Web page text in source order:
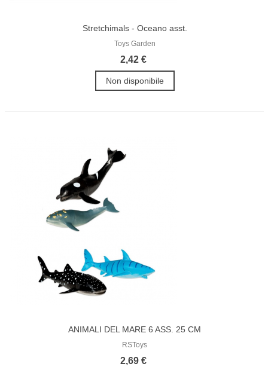
Stretchimals - Oceano asst.
Toys Garden
2,42 €
Non disponibile
ANIMALI DEL MARE 6 ASS. 25 CM
RSToys
2,69 €